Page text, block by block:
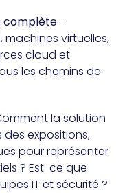
complète –
virtuelles,
cloud et
les chemins de
la solution
expositions,
pour représenter
? Est-ce que
IT et sécurité ?